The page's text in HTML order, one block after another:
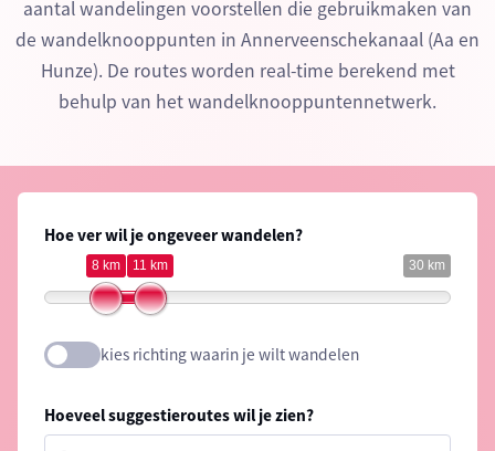
aantal wandelingen voorstellen die gebruikmaken van
de wandelknooppunten in Annerveenschekanaal (Aa en
Hunze). De routes worden real-time berekend met
behulp van het wandelknooppuntennetwerk.
Hoe ver wil je ongeveer wandelen?
30 km
8 km 11 km
kies richting waarin je wilt wandelen
Hoeveel suggestieroutes wil je zien?